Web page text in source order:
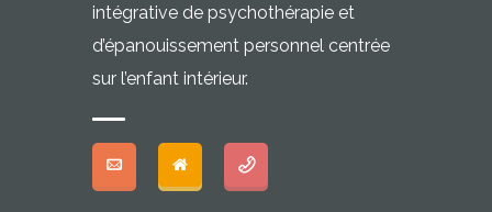
intégrative de psychothérapie et
d’épanouissement personnel centrée
sur l’enfant intérieur.